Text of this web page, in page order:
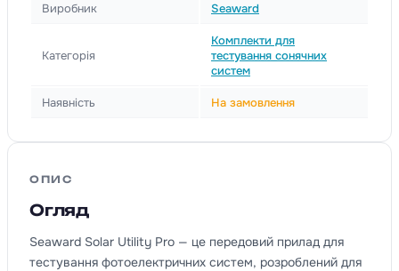
Виробник Seaward
Категорія
Комплекти для
тестування сонячних
систем
Наявність На замовлення
ОПИС
Огляд
Seaward Solar Utility Pro — це передовий прилад для
тестування фотоелектричних систем, розроблений для